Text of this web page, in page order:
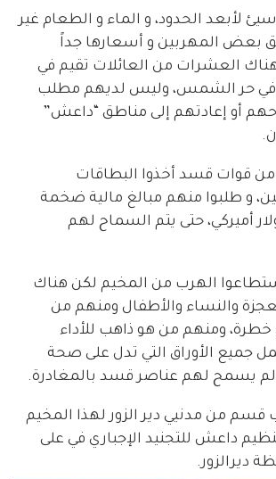
لأبعد الحدود، و الماء و الطعام غير
بعض المهربين و أسعارها جداً
العشرات من العائلات تقيم في
وفي حر الشمس، وليس لديهم مطلب
أو إعادتهم إلى مناطق “داعش”
قوات قسد أخذوا البطاقات
و طلبوا منهم مبالغ مالية ضخمة
إلى 500 دولار أميركي، حتى يتم السماح لهم
الهرب من المخيم لكن هناك
والنساء والأطفال ومنهم من
ومنهم من هو ذاهب للأداء
جميع الأوراق التي تدل على صحة
لم يسمح لهم عناصر قسد بالمغادرة.
قسم من مدنيي دير الزور لهذا المخيم
داعش للتجنيد الإجباري في على
ديرالزور.